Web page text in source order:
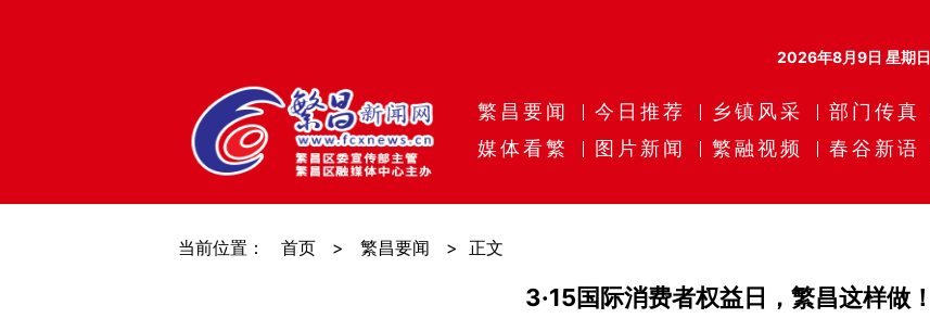
2026年8月9日 星期日
繁昌要闻 今日推荐 乡镇风采 部门传真
媒体看繁
图片新闻 繁融视频 春谷新语
当前位置： 首页 > 繁昌要闻 > 正文
3·15国际消费者权益日，繁昌这样做！